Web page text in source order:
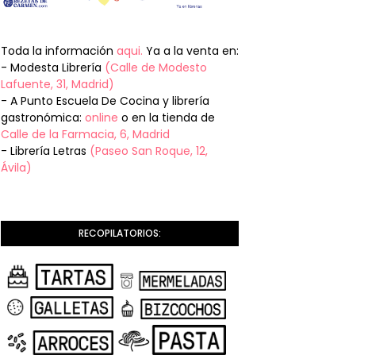
Toda la información aqui. Ya a la venta en:
- Modesta Librería (Calle de Modesto
Lafuente, 31, Madrid)
- A Punto Escuela De Cocina y librería
gastronómica: online o en la tienda de
Calle de la Farmacia, 6, Madrid
- Librería Letras (Paseo San Roque, 12,
Ávila)
RECOPILATORIOS: